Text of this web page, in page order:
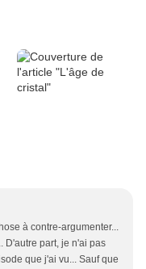
à contre-argumenter...
D'autre part, je n'ai pas
que j'ai vu... Sauf que